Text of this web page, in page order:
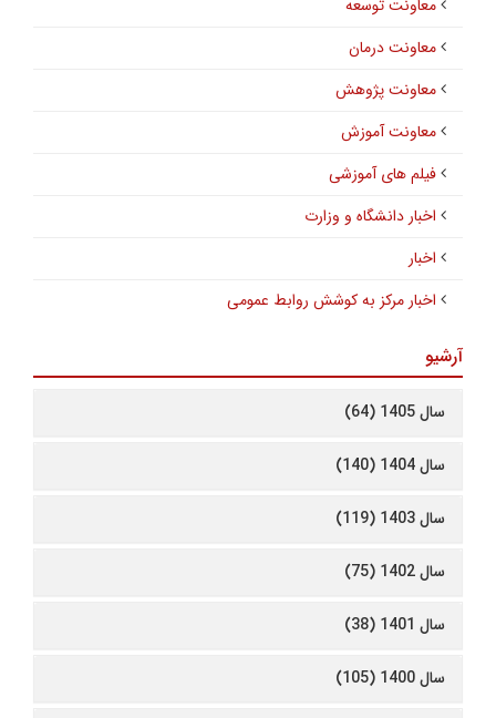
معاونت توسعه
معاونت درمان
معاونت پژوهش
معاونت آموزش
فیلم های آموزشی
اخبار دانشگاه و وزارت
اخبار
اخبار مرکز به کوشش روابط عمومی
آرشیو
سال 1405 (64)
سال 1404 (140)
سال 1403 (119)
سال 1402 (75)
سال 1401 (38)
سال 1400 (105)